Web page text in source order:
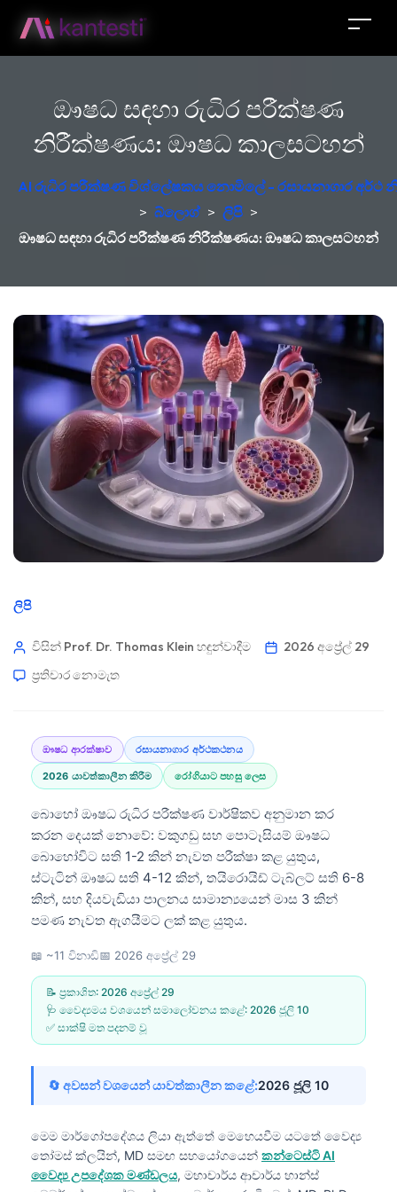
ඖෂධ සඳහා රුධිර පරීක්ෂණ
නිරීක්ෂණය: ඖෂධ කාලසටහන්
AI රුධිර පරීක්ෂණ විශ්ලේෂකය නොමිලේ - රසායනාගාර අර්ථ
> බ්ලොග් > ලිපි >
ඖෂධ සඳහා රුධිර පරීක්ෂණ නිරීක්ෂණය: ඖෂධ කාලසටහන්
ලිපි
විසින් Prof. Dr. Thomas Klein හඳුන්වාදීම
2026 අප්‍රේල් 29
ප්‍රතිචාර නොමැත
ඖෂධ ආරක්ෂාව රසායනාගාර අර්ථකථනය
2026 යාවත්කාලීන කිරීම රෝගියාට පහසු ලෙස
බොහෝ ඖෂධ රුධිර පරීක්ෂණ වාර්ෂිකව අනුමාන කර
කරන දෙයක් නොවේ: වකුගඩු සහ පොටෑසියම් ඖෂධ
බොහෝවිට සති 1-2 කින් නැවත පරීක්ෂා කළ යුතුය,
ස්ටැටින් ඖෂධ සති 4-12 කින්, තයිරොයිඩ් ටැබ්ලට් සති 6-8
කින්, සහ දියවැඩියා පාලනය සාමාන්‍යයෙන් මාස 3 කින්
පමණ නැවත ඇගයීමට ලක් කළ යුතුය.
📖 ~11 විනාඩි📅 2026 අප්‍රේල් 29
📝 ප්‍රකාශිත: 2026 අප්‍රේල් 29
🩺 වෛද්‍යමය වශයෙන් සමාලෝචනය කළේ: 2026 ජූලි 10
✅ සාක්ෂි මත පදනම් වූ
🔄 අවසන් වශයෙන් යාවත්කාලීන කළේ:2026 ජූලි 10
මෙම මාර්ගෝපදේශය ලියා ඇත්තේ මෙහෙයවීම යටතේ වෛද්‍ය
තෝමස් ක්ලයින්, MD සමඟ සහයෝගයෙන් කන්ටෙස්ටි AI
වෛද්‍ය උපදේශක මණ්ඩලය, මහාචාර්ය ආචාර්ය හාන්ස්